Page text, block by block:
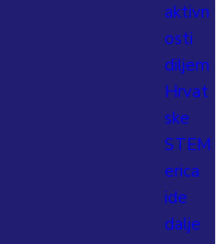
aktivn
osti
diljem
Hrvat
ske
STEM
erica
ide
dalje